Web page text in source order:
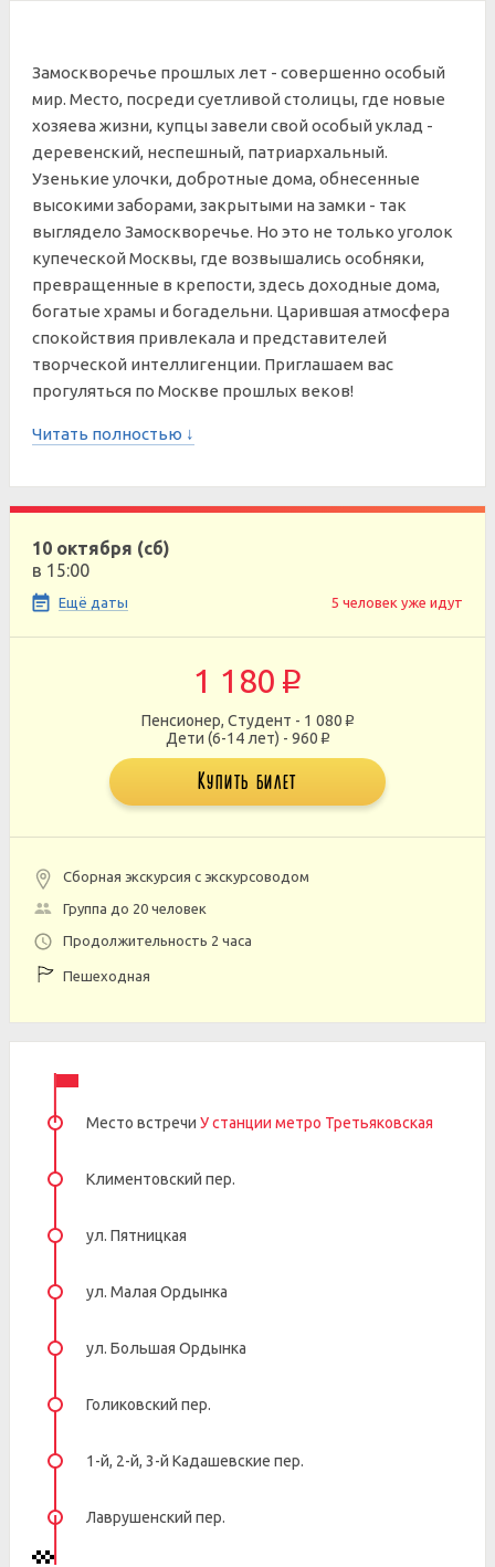
Замоскворечье прошлых лет - совершенно особый
мир. Место, посреди суетливой столицы, где новые
хозяева жизни, купцы завели свой особый уклад -
деревенский, неспешный, патриархальный.
Узенькие улочки, добротные дома, обнесенные
высокими заборами, закрытыми на замки - так
выглядело Замоскворечье. Но это не только уголок
купеческой Москвы, где возвышались особняки,
превращенные в крепости, здесь доходные дома,
богатые храмы и богадельни. Царившая атмосфера
спокойствия привлекала и представителей
творческой интеллигенции. Приглашаем вас
прогуляться по Москве прошлых веков!
Читать полностью ↓
10 октября (сб)
в 15:00
Ещё даты 5 человек уже идут
1 180 p
Пенсионер, Студент - 1 080 p
Дети (6-14 лет) - 960 p
Купить билет
Сборная экскурсия с экскурсоводом
Группа до 20 человек
Продолжительность 2 часа
Пешеходная
Место встречи У станции метро Третьяковская
Климентовский пер.
ул. Пятницкая
ул. Малая Ордынка
ул. Большая Ордынка
Голиковский пер.
1-й, 2-й, 3-й Кадашевские пер.
Лаврушенский пер.